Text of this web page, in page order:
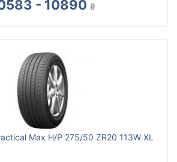
- 10890 ₴
Max H/P 275/50 ZR20 113W XL